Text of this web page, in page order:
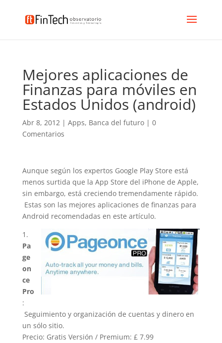
Mejores aplicaciones de
Finanzas para móviles en
Estados Unidos (android)
Abr 8, 2012| Apps, Banca del futuro| 0
Comentarios
Aunque según los expertos Google Play Store está
menos surtida que la App Store del iPhone de Apple,
sin embargo, está creciendo tremendamente rápido.
Estas son las mejores aplicaciones de finanzas para
Android recomendadas en este artículo.
1.
Pa
ge
on
ce
Pro
:
Seguimiento y organización de cuentas y dinero en
un sólo sitio.
Precio: Gratis Versión / Premium: £ 7.99